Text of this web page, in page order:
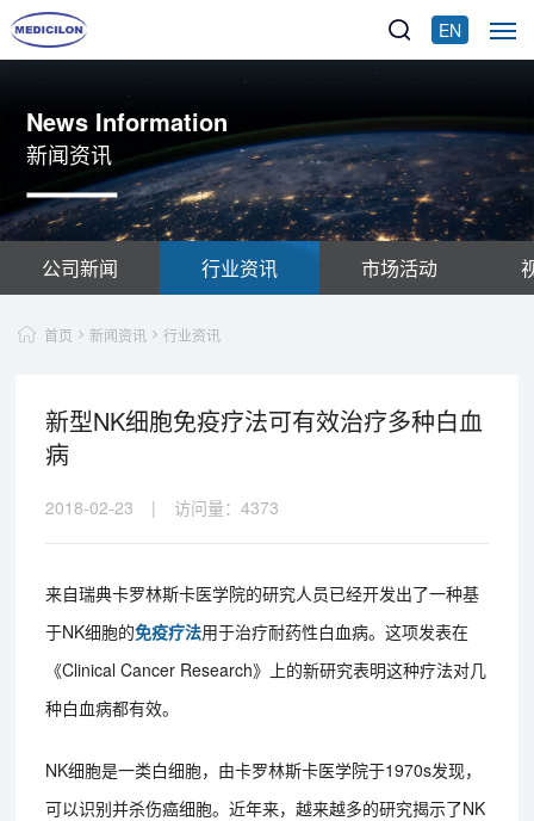
EN
News Information
新闻资讯
公司新闻 行业资讯 市场活动
首页 新闻资讯 行业资讯
新型NK细胞免疫疗法可有效治疗多种白血
病
2018-02-23 | 访问量：4373
来自瑞典卡罗林斯卡医学院的研究人员已经开发出了一种基
于NK细胞的免疫疗法用于治疗耐药性白血病。这项发表在
《Clinical Cancer Research》上的新研究表明这种疗法对几
种白血病都有效。
NK细胞是一类白细胞，由卡罗林斯卡医学院于1970s发现，
可以识别并杀伤癌细胞。近年来，越来越多的研究揭示了NK